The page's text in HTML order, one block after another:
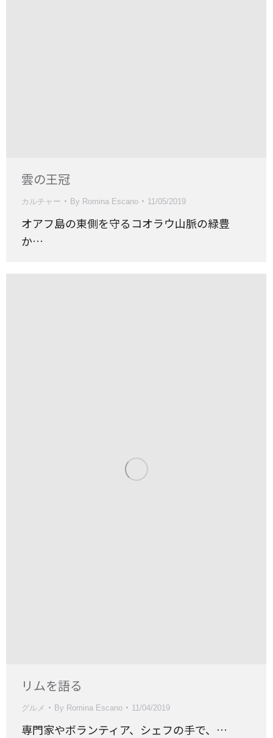
雲の王冠
カルチャー By Romina Escano 11/05/2019
オアフ島の東側を守るコオラウ山脈の緑豊
か…
リムを語る
グルメ By Romina Escano 11/04/2019
専門家やボランティア、シェフの手で、…